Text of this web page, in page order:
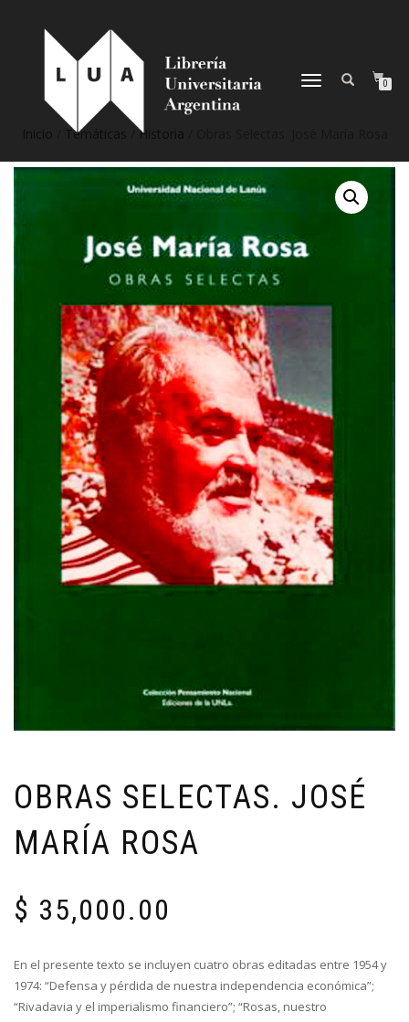
NAVEGACIÓN
0
Temáticas /Historia
OBRAS SELECTAS. JOSÉ
MARÍA ROSA
$ 35,000.00
En el presente texto se incluyen cuatro obras editadas entre 1954 y
1974: “Defensa y pérdida de nuestra independencia económica”;
“Rivadavia y el imperialismo financiero”; “Rosas, nuestro